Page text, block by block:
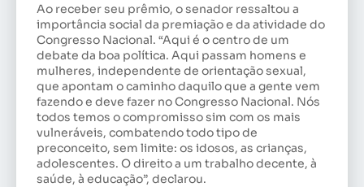
Ao receber seu prêmio, o senador ressaltou a
importância social da premiação e da atividade do
Congresso Nacional. “Aqui é o centro de um
debate da boa política. Aqui passam homens e
mulheres, independente de orientação sexual,
que apontam o caminho daquilo que a gente vem
fazendo e deve fazer no Congresso Nacional. Nós
todos temos o compromisso sim com os mais
vulneráveis, combatendo todo tipo de
preconceito, sem limite: os idosos, as crianças,
adolescentes. O direito a um trabalho decente, à
saúde, à educação”, declarou.